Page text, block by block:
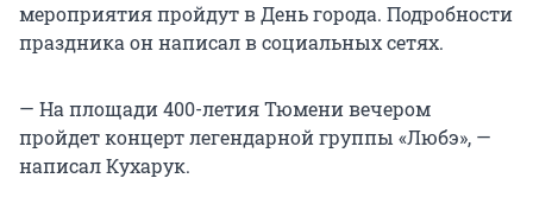
мероприятия пройдут в День города. Подробности
праздника он написал в социальных сетях.
— На площади 400-летия Тюмени вечером
пройдет концерт легендарной группы «Любэ», —
написал Кухарук.